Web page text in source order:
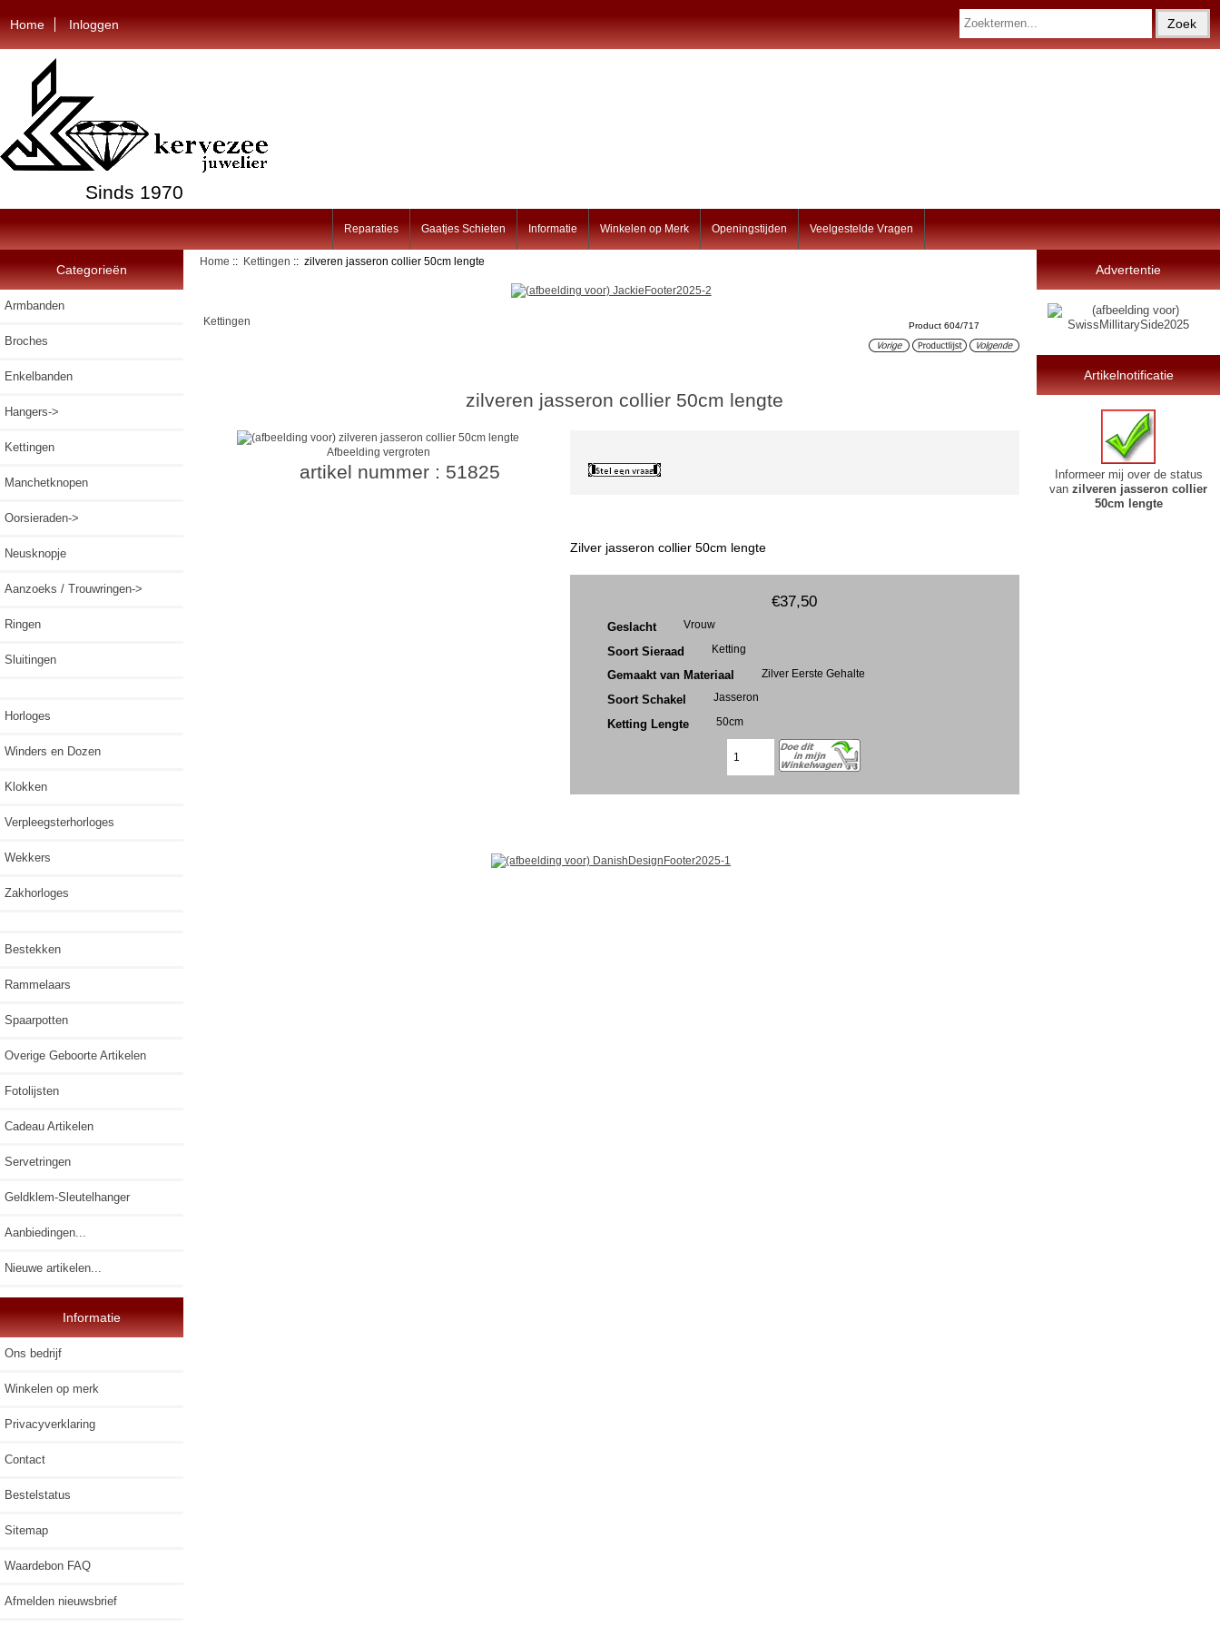
Home Inloggen
Sinds 1970
Reparaties Gaatjes Schieten Informatie Winkelen op Merk Openingstijden Veelgestelde Vragen
Categorieën
Armbanden
Broches
Enkelbanden
Hangers->
Kettingen
Manchetknopen
Oorsieraden->
Neusknopje
Aanzoeks / Trouwringen->
Ringen
Sluitingen
Horloges
Winders en Dozen
Klokken
Verpleegsterhorloges
Wekkers
Zakhorloges
Bestekken
Rammelaars
Spaarpotten
Overige Geboorte Artikelen
Fotolijsten
Cadeau Artikelen
Servetringen
Geldklem-Sleutelhanger
Aanbiedingen...
Nieuwe artikelen...
Informatie
Ons bedrijf
Winkelen op merk
Privacyverklaring
Contact
Bestelstatus
Sitemap
Waardebon FAQ
Afmelden nieuwsbrief
Home :: Kettingen :: zilveren jasseron collier 50cm lengte
Kettingen Product 604/717
zilveren jasseron collier 50cm lengte
Afbeelding vergroten
artikel nummer : 51825
Zilver jasseron collier 50cm lengte
€37,50
Geslacht Vrouw
Soort Sieraad Ketting
Gemaakt van Materiaal Zilver Eerste Gehalte
Soort Schakel Jasseron
Ketting Lengte 50cm
Advertentie
Artikelnotificatie
Informeer mij over de status
vanzilveren jasseron collier
50cm lengte